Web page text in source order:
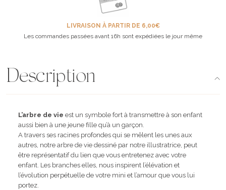
LIVRAISON À PARTIR DE 6,00€
Les commandes passées avant 16h sont expédiées le jour même
Description
L’arbre de vie est un symbole fort à transmettre à son enfant
aussi bien à une jeune fille qu’à un garçon.
A travers ses racines profondes qui se mêlent les unes aux
autres, notre arbre de vie dessiné par notre illustratrice, peut
être représentatif du lien que vous entretenez avec votre
enfant. Les branches elles, nous inspirent l’élévation et
l’évolution perpétuelle de votre mini et l’amour que vous lui
portez.